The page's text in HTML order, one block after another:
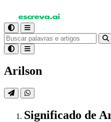
Arilson
Significado de